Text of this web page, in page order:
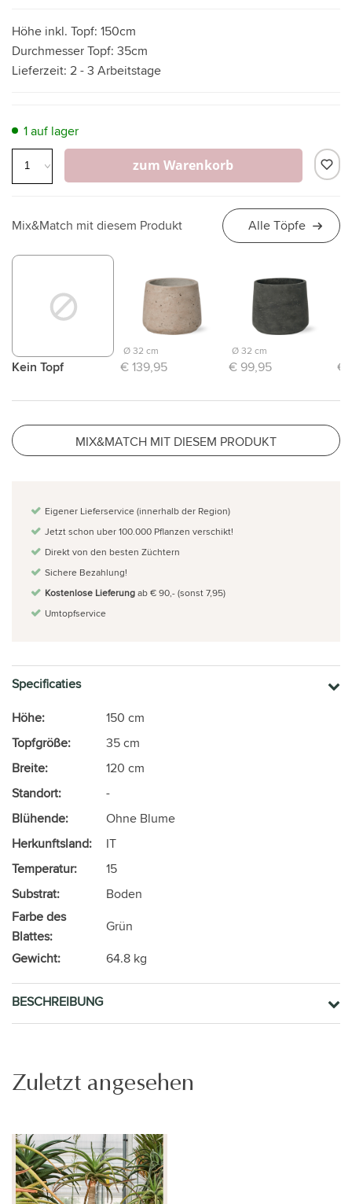
Höhe inkl. Topf: 150cm
Durchmesser Topf: 35cm
Lieferzeit: 2 - 3 Arbeitstage
1 auf lager
zum Warenkorb
Mix&Match mit diesem Produkt Alle Töpfe
Kein Topf € 139,95
Ø 32 cm
€ 99,95
Ø 32 cm
€
MIX&MATCH MIT DIESEM PRODUKT
Eigener Lieferservice (innerhalb der Region)
Jetzt schon uber 100.000 Pflanzen verschikt!
Direkt von den besten Züchtern
Sichere Bezahlung!
Kostenlose Lieferungab € 90,- (sonst 7,95)
Umtopfservice
Specificaties
Höhe:
150 cm
Topfgröße:
35 cm
Breite:
120 cm
Standort:
-
Blühende:
Ohne Blume
Herkunftsland:
IT
Temperatur:
15
Substrat:
Boden
Farbe des
Blattes:
Grün
Gewicht:
64.8 kg
BESCHREIBUNG
Zuletzt angesehen